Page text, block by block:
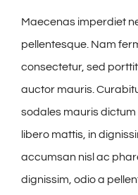
Maecenas imperdiet
pellentesque. Nam
consectetur, sed
auctor mauris.
sodales mauris dictum
libero mattis, in
accumsan nisl ac
dignissim, odio a